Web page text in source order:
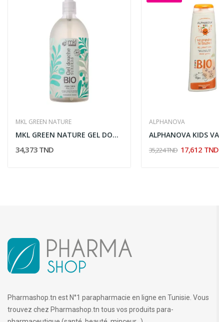
MKL GREEN NATURE
MKL GREEN NATURE GEL DOUCHE SURGRAS ALOE VERA...
34,373 TND
ALPHANOVA
35,224 TND 17,612 TND
Pharmashop.tn est N°1 parapharmacie en ligne en Tunisie. Vous
trouvez chez Pharmashop.tn tous vos produits para-